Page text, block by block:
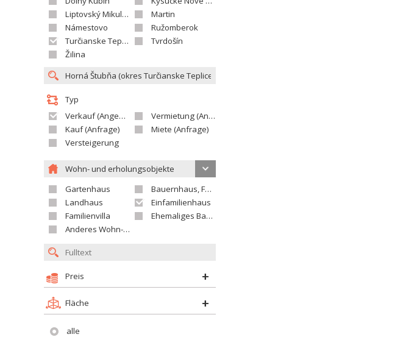
Liptovský Mikuláš
Martin
Námestovo
Ružomberok
Turčianske Teplice
Tvrdošín
Žilina
Typ
Verkauf (Angebot)
Vermietung (Angebot)
Kauf (Anfrage)
Miete (Anfrage)
Versteigerung
Wohn- und erholungsobjekte
Gartenhaus
Bauernhaus, Ferienhaus
Landhaus
Einfamilienhaus
Familienvilla
Ehemaliges Bauerngut
Anderes Wohn- oder Ferienobjekt
Preis
Fläche
alle